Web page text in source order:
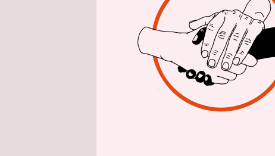
Nutzen
Henkel
vielen
so sehr Teil
werden
wenigen
Der